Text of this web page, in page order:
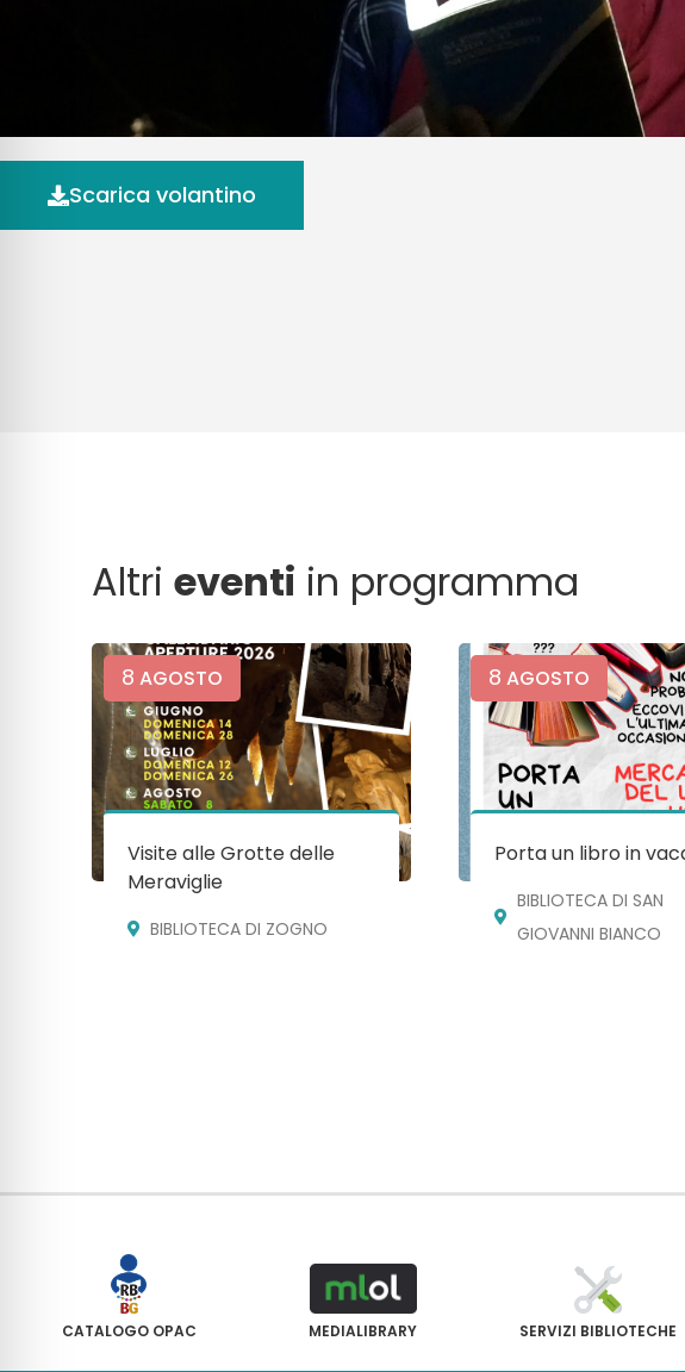
Scarica volantino
Altrieventi in programma
8 AGOSTO
Visite alle Grotte delle
Meraviglie
BIBLIOTECA DI ZOGNO
8 AGOSTO
Porta un libro in
BIBLIOTECA DI SAN
GIOVANNI BIANCO
CATALOGO OPAC MEDIALIBRARY SERVIZI BIBLIOTECHE